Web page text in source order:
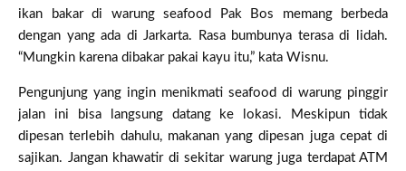
ikan bakar di warung seafood Pak Bos memang berbeda
dengan yang ada di Jarkarta. Rasa bumbunya terasa di lidah.
“Mungkin karena dibakar pakai kayu itu,” kata Wisnu.
Pengunjung yang ingin menikmati seafood di warung pinggir
jalan ini bisa langsung datang ke lokasi. Meskipun tidak
dipesan terlebih dahulu, makanan yang dipesan juga cepat di
sajikan. Jangan khawatir di sekitar warung juga terdapat ATM